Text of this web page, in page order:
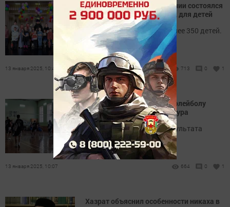
В Пестречинском благочинии состоялся
рождественский праздник для детей
Мероприятие посетили более 350 детей.
13 января 2025, 10:41 713 0 1
В чемпионате района по волейболу
прошли игры очереднего тура
Три игры – три разных результата
13 января 2025, 10:07 664 0 1
Хазрат объяснил особенности никаха в